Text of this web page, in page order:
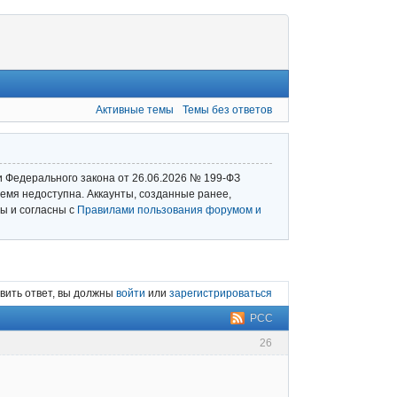
Активные темы Темы без ответов
Федерального закона от 26.06.2026 № 199‑ФЗ
недоступна. Аккаунты, созданные ранее,
и согласны с Правилами пользования форумом и
ответ, вы должны войти или зарегистрироваться
РСС
26